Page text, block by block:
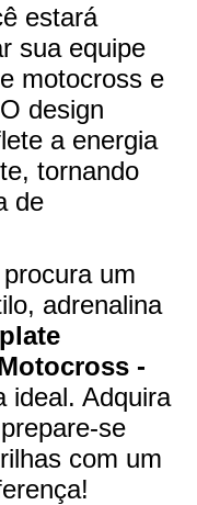
estará
sua equipe
motocross e
design
a energia
tornando
de
um
adrenalina
-
ideal. Adquira
se
com um